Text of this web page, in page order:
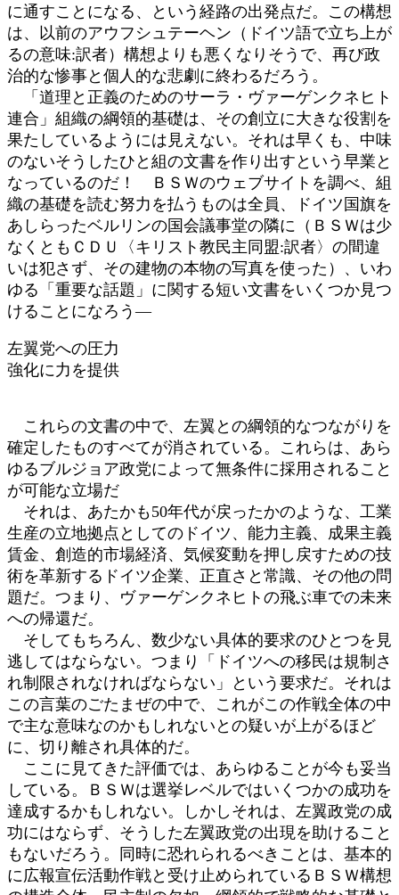
に通すことになる、という経路の出発点だ。この構想
は、以前のアウフシュテーヘン（ドイツ語で立ち上が
るの意味:訳者）構想よりも悪くなりそうで、再び政
治的な惨事と個人的な悲劇に終わるだろう。
「道理と正義のためのサーラ・ヴァーゲンクネヒト
連合」組織の綱領的基礎は、その創立に大きな役割を
果たしているようには見えない。それは早くも、中味
のないそうしたひと組の文書を作り出すという早業と
なっているのだ！ ＢＳＷのウェブサイトを調べ、組
織の基礎を読む努力を払うものは全員、ドイツ国旗を
あしらったベルリンの国会議事堂の隣に（ＢＳＷは少
なくともＣＤＵ〈キリスト教民主同盟:訳者〉の間違
いは犯さず、その建物の本物の写真を使った）、いわ
ゆる「重要な話題」に関する短い文書をいくつか見つ
けることになろう―
左翼党への圧力
強化に力を提供
これらの文書の中で、左翼との綱領的なつながりを
確定したものすべてが消されている。これらは、あら
ゆるブルジョア政党によって無条件に採用されること
が可能な立場だ
それは、あたかも50年代が戻ったかのような、工業
生産の立地拠点としてのドイツ、能力主義、成果主義
賃金、創造的市場経済、気候変動を押し戻すための技
術を革新するドイツ企業、正直さと常識、その他の問
題だ。つまり、ヴァーゲンクネヒトの飛ぶ車での未来
への帰還だ。
そしてもちろん、数少ない具体的要求のひとつを見
逃してはならない。つまり「ドイツへの移民は規制さ
れ制限されなければならない」という要求だ。それは
この言葉のごたまぜの中で、これがこの作戦全体の中
で主な意味なのかもしれないとの疑いが上がるほど
に、切り離され具体的だ。
ここに見てきた評価では、あらゆることが今も妥当
している。ＢＳＷは選挙レベルではいくつかの成功を
達成するかもしれない。しかしそれは、左翼政党の成
功にはならず、そうした左翼政党の出現を助けること
もないだろう。同時に恐れられるべきことは、基本的
に広報宣伝活動作戦と受け止められているＢＳＷ構想